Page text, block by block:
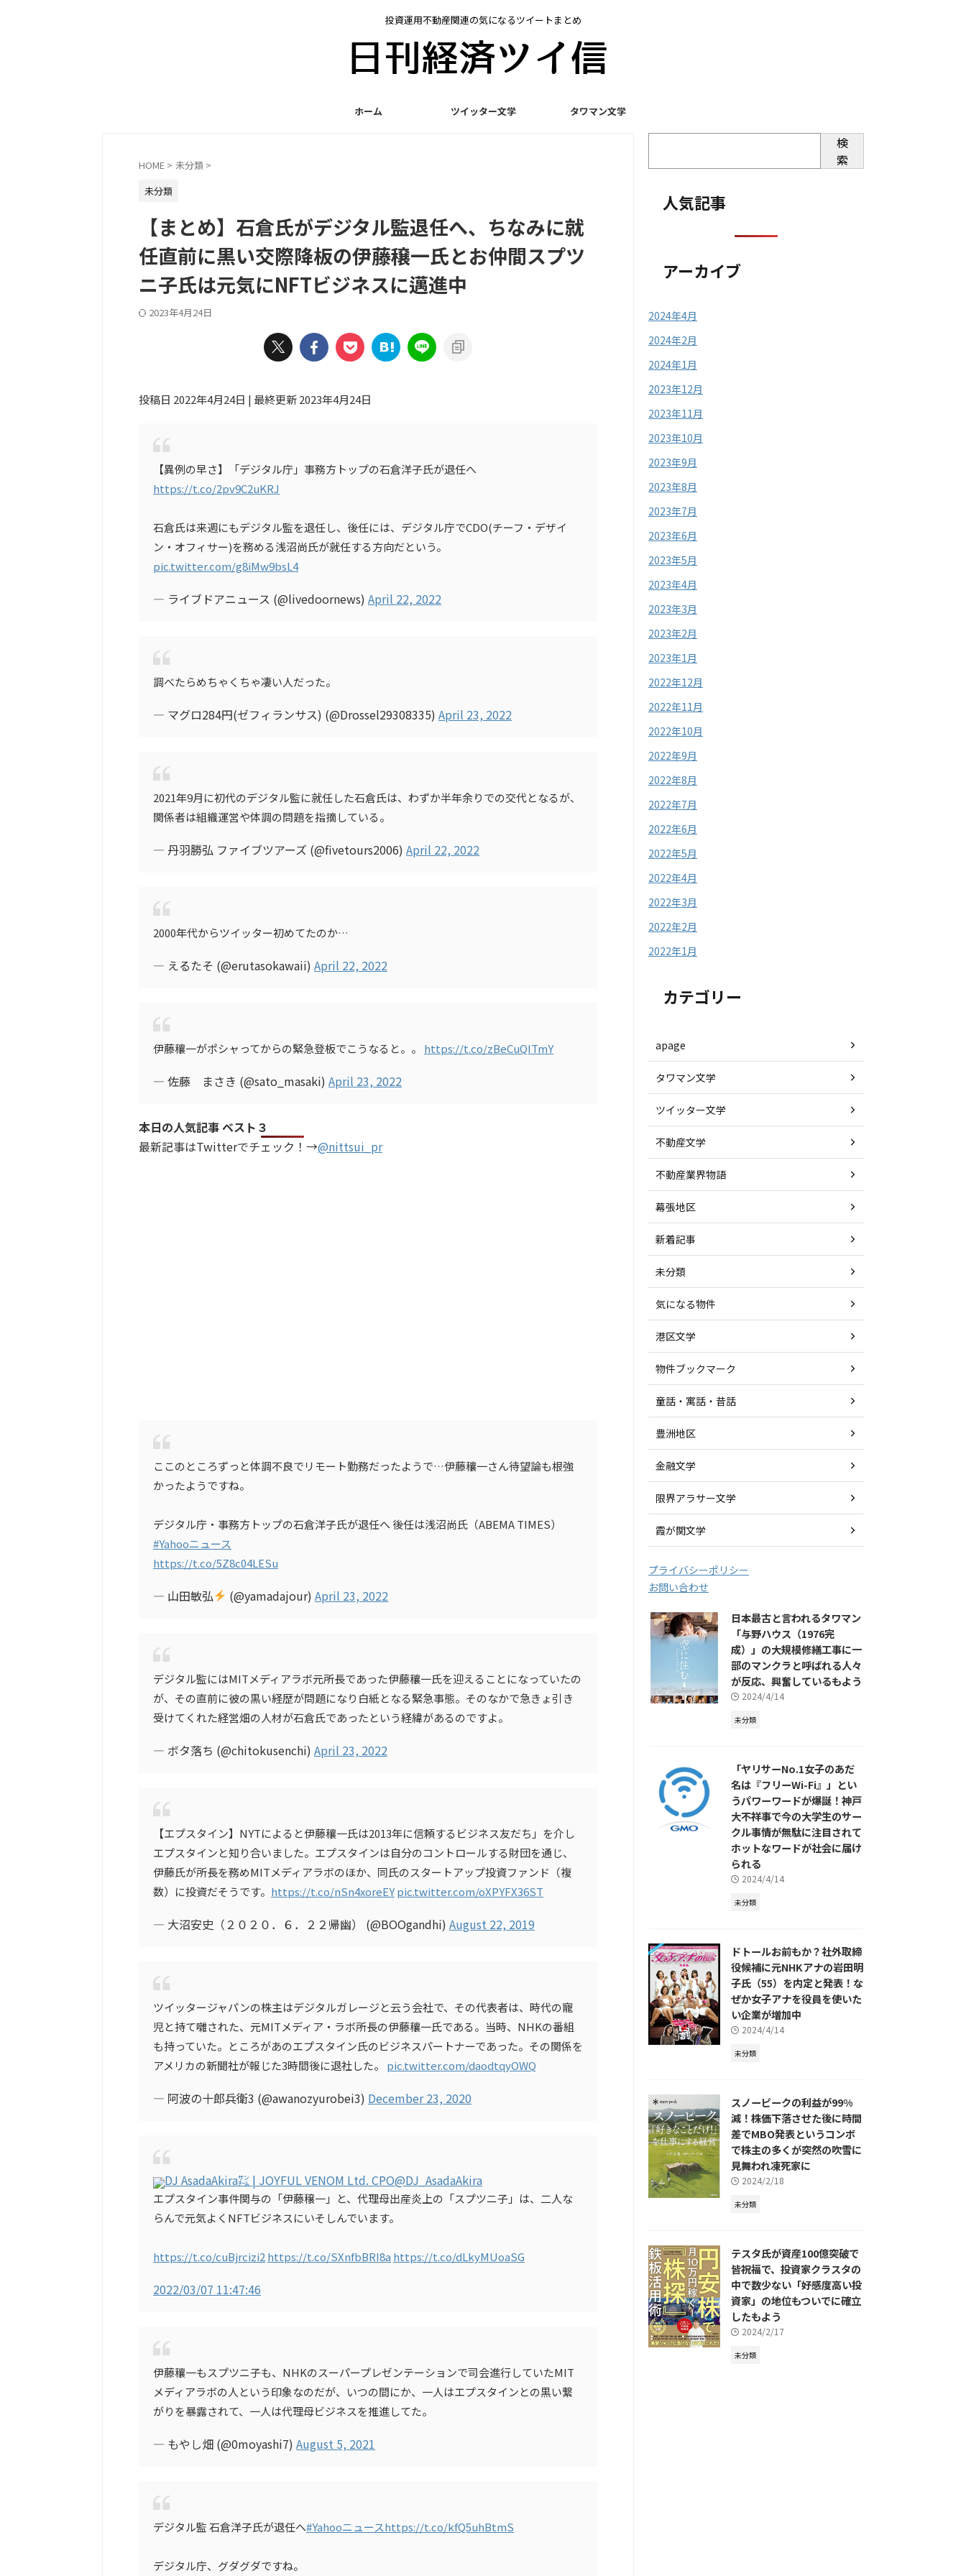
投資運用不動産関連の気になるツイートまとめ
ホーム ツイッター文学 タワマン文学
HOME > 未分類 >
未分類
【まとめ】石倉氏がデジタル監退任へ、ちなみに就
任直前に黒い交際降板の伊藤穣一氏とお仲間スプツ
ニ子氏は元気にNFTビジネスに邁進中
2023年4月24日
投稿日 2022年4月24日 | 最終更新 2023年4月24日
【異例の早さ】「デジタル庁」事務方トップの石倉洋子氏が退任へ
https://t.co/2pv9C2uKRJ
石倉氏は来週にもデジタル監を退任し、後任には、デジタル庁でCDO(チーフ・デザイ
ン・オフィサー)を務める浅沼尚氏が就任する方向だという。
pic.twitter.com/g8iMw9bsL4
— ライブドアニュース (@livedoornews) April 22, 2022
調べたらめちゃくちゃ凄い人だった。
— マグロ284円(ゼフィランサス) (@Drossel29308335) April 23, 2022
2021年9月に初代のデジタル監に就任した石倉氏は、わずか半年余りでの交代となるが、
関係者は組織運営や体調の問題を指摘している。
— 丹羽勝弘 ファイブツアーズ (@fivetours2006) April 22, 2022
2000年代からツイッター初めてたのか…
— えるたそ (@erutasokawaii) April 22, 2022
伊藤穰一がポシャってからの緊急登板でこうなると。。 https://t.co/zBeCuQITmY
— 佐藤 まさき (@sato_masaki) April 23, 2022
本日の人気記事 ベスト３
最新記事はTwitterでチェック！→@nittsui_pr
ここのところずっと体調不良でリモート勤務だったようで…伊藤穰一さん待望論も根強
かったようですね。
デジタル庁・事務方トップの石倉洋子氏が退任へ 後任は浅沼尚氏（ABEMA TIMES）
#Yahooニュース
https://t.co/5Z8c04LESu
— 山田敏弘 (@yamadajour)April 23, 2022
デジタル監にはMITメディアラボ元所長であった伊藤穰一氏を迎えることになっていたの
が、その直前に彼の黒い経歴が問題になり白紙となる緊急事態。そのなかで急きょ引き
受けてくれた経営畑の人材が石倉氏であったという経緯があるのですよ。
— ボタ落ち (@chitokusenchi) April 23, 2022
【エプスタイン】NYTによると伊藤穰一氏は2013年に信頼するビジネス友だち」を介し
エプスタインと知り合いました。エプスタインは自分のコントロールする財団を通じ、
伊藤氏が所長を務めMITメディアラボのほか、同氏のスタートアップ投資ファンド（複
数）に投資だそうです。 https://t.co/nSn4xoreEYpic.twitter.com/oXPYFX36ST
— 大沼安史（２０２０．６．２２帰幽） (@BOOgandhi) August 22, 2019
ツイッタージャパンの株主はデジタルガレージと云う会社で、その代表者は、時代の寵
児と持て囃された、元MITメディア・ラボ所長の伊藤穰一氏である。当時、NHKの番組
も持っていた。ところがあのエプスタイン氏のビジネスパートナーであった。その関係を
アメリカの新聞社が報じた3時間後に退社した。 pic.twitter.com/daodtqyOWQ
— 阿波の十郎兵衛3 (@awanozyurobei3) December 23, 2020
DJ AsadaAkira㌠ | JOYFUL VENOM Ltd. CPO@DJ_AsadaAkira
エプスタイン事件関与の「伊藤穣一」と、代理母出産炎上の「スプツニ子」は、二人な
らんで元気よくNFTビジネスにいそしんでいます。
https://t.co/cuBjrcizi2 https://t.co/SXnfbBRI8a https://t.co/dLkyMUoaSG
2022/03/07 11:47:46
伊藤穰一もスプツニ子も、NHKのスーパープレゼンテーションで司会進行していたMIT
メディアラボの人という印象なのだが、いつの間にか、一人はエプスタインとの黒い繋
がりを暴露されて、一人は代理母ビジネスを推進してた。
— もやし畑 (@0moyashi7) August 5, 2021
デジタル監 石倉洋子氏が退任へ#Yahooニュースhttps://t.co/kfQ5uhBtmS
デジタル庁、グダグダですね。
検
索
人気記事
アーカイブ
2024年4月
2024年2月
2024年1月
2023年12月
2023年11月
2023年10月
2023年9月
2023年8月
2023年7月
2023年6月
2023年5月
2023年4月
2023年3月
2023年2月
2023年1月
2022年12月
2022年11月
2022年10月
2022年9月
2022年8月
2022年7月
2022年6月
2022年5月
2022年4月
2022年3月
2022年2月
2022年1月
カテゴリー
apage
タワマン文学
ツイッター文学
不動産文学
不動産業界物語
幕張地区
新着記事
未分類
気になる物件
港区文学
物件ブックマーク
童話・寓話・昔話
豊洲地区
金融文学
限界アラサー文学
霞が関文学
プライバシーポリシー
お問い合わせ
日本最古と言われるタワマン
「与野ハウス（1976完
成）」の大規模修繕工事に一
部のマンクラと呼ばれる人々
が反応、興奮しているもよう
2024/4/14
未分類
「ヤリサーNo.1女子のあだ
名は『フリーWi-Fi』」とい
うパワーワードが爆誕！神戸
大不祥事で今の大学生のサー
クル事情が無駄に注目されて
ホットなワードが社会に届け
られる
2024/4/14
未分類
ドトールお前もか？社外取締
役候補に元NHKアナの岩田明
子氏（55）を内定と発表！な
ぜか女子アナを役員を使いた
い企業が増加中
2024/4/14
未分類
スノーピークの利益が99%
減！株価下落させた後に時間
差でMBO発表というコンボ
で株主の多くが突然の吹雪に
見舞われ凍死家に
2024/2/18
未分類
テスタ氏が資産100億突破で
皆祝福で、投資家クラスタの
中で数少ない「好感度高い投
資家」の地位もついでに確立
したもよう
2024/2/17
未分類